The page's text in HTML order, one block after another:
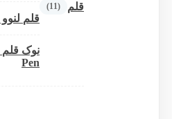
قلم (11)
قلم لنوو Lenovo
Pen